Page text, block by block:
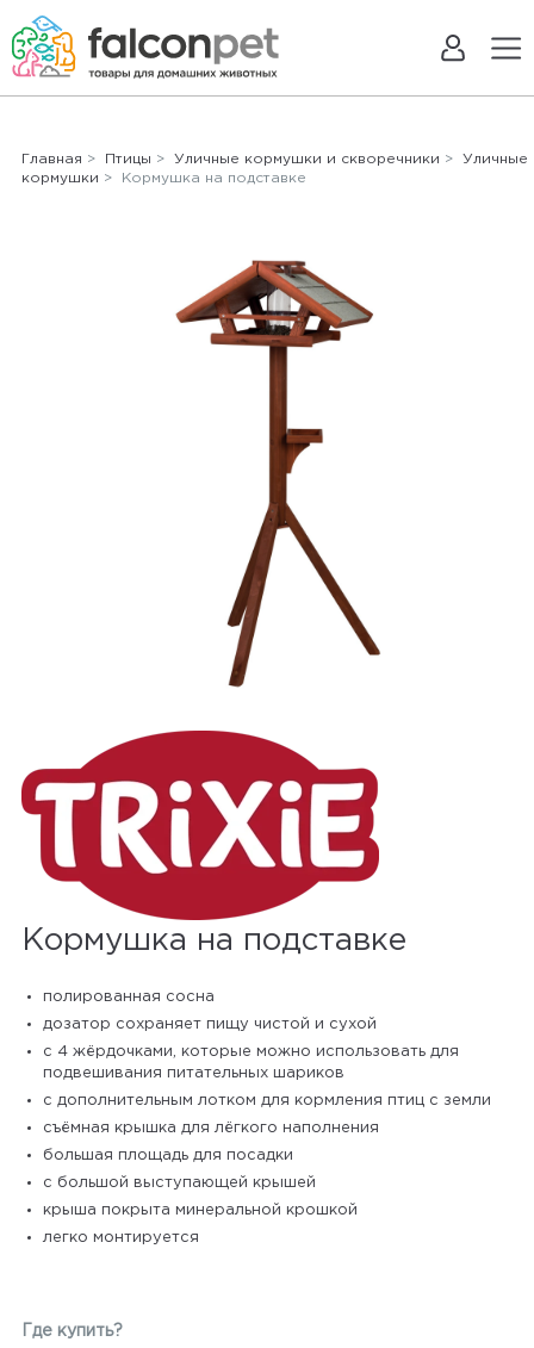
Главная > Птицы > Уличные кормушки и скворечники > Уличные
кормушки > Кормушка на подставке
Кормушка на подставке
полированная сосна
дозатор сохраняет пищу чистой и сухой
с 4 жёрдочками, которые можно использовать для
подвешивания питательных шариков
с дополнительным лотком для кормления птиц с земли
съёмная крышка для лёгкого наполнения
большая площадь для посадки
с большой выступающей крышей
крыша покрыта минеральной крошкой
легко монтируется
Где купить?